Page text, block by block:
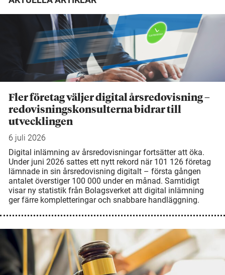
Fler företag väljer digital årsredovisning –
redovisningskonsulterna bidrar till
utvecklingen
6 juli 2026
Digital inlämning av årsredovisningar fortsätter att öka.
Under juni 2026 sattes ett nytt rekord när 101 126 företag
lämnade in sin årsredovisning digitalt – första gången
antalet överstiger 100 000 under en månad. Samtidigt
visar ny statistik från Bolagsverket att digital inlämning
ger färre kompletteringar och snabbare handläggning.